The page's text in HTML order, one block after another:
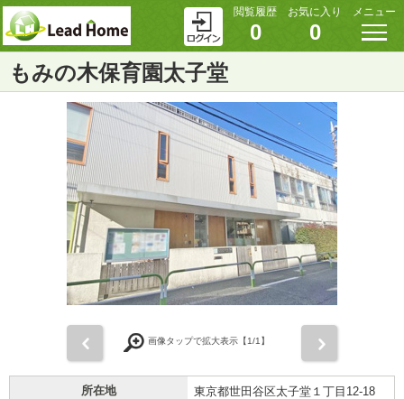
閲覧履歴
0
お気に入り
0
メニュー
もみの木保育園太子堂
画像タップで拡大表示【1/1】
所在地 東京都世田谷区太子堂１丁目12-18